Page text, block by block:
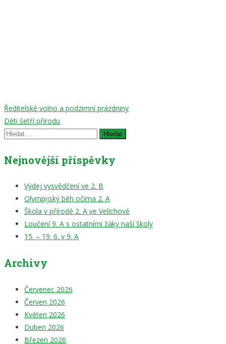
Navigace
pro
příspěvek
Ředitelské volno a podzimní prázdniny
Děti šetří přírodu
Vyhledávání
Nejnovější příspěvky
Výdej vysvědčení ve 2. B
Olympijský běh očima 2. A
Škola v přírodě 2. A ve Velichově
Loučení 9. A s ostatními žáky naší školy
15. – 19. 6. v 9. A
Archivy
Červenec 2026
Červen 2026
Květen 2026
Duben 2026
Březen 2026